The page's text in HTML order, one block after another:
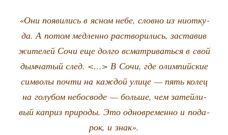
«Они появи­лись в ясном небе, слов­но из ниот­ку­
да. А потом мед­лен­но рас­тво­ри­лись, заста­вив
жите­лей Сочи еще дол­го всмат­ри­вать­ся в свой
дым­ча­тый след. <…> В Сочи, где олим­пий­ские
сим­во­лы почти на каж­дой ули­це — пять колец
на голу­бом небо­сво­де — боль­ше, чем затей­ли­
вый каприз при­ро­ды. Это одно­вре­мен­но и пода­
рок, и знак».